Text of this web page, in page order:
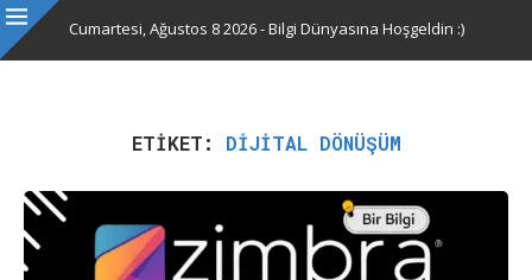
Cumartesi, Ağustos 8 2026 - Bilgi Dünyasına Hoşgeldin :)
ETIKET: DIJITAL DÖNÜŞÜM